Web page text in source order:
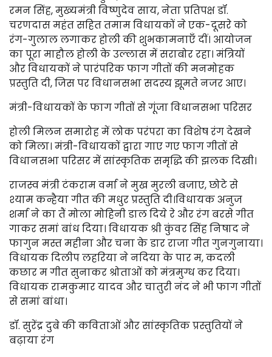
रमन सिंह, मुख्यमंत्री विष्णुदेव साय, नेता प्रतिपक्ष डॉ.
चरणदास महंत सहित तमाम विधायकों ने एक-दूसरे को
रंग-गुलाल लगाकर होली की शुभकामनाएँ दीं। आयोजन
का पूरा माहौल होली के उल्लास में सराबोर रहा। मंत्रियों
और विधायकों ने पारंपरिक फाग गीतों की मनमोहक
प्रस्तुति दी, जिस पर विधानसभा सदस्य झूमते नजर आए।
मंत्री-विधायकों के फाग गीतों से गूंजा विधानसभा परिसर
होली मिलन समारोह में लोक परंपरा का विशेष रंग देखने
को मिला। मंत्री-विधायकों द्वारा गाए गए फाग गीतों से
विधानसभा परिसर में सांस्कृतिक समृद्धि की झलक दिखी।
राजस्व मंत्री टंकराम वर्मा ने मुख मुरली बजाए, छोटे से
श्याम कन्हैया गीत की मधुर प्रस्तुति दी।विधायक अनुज
शर्मा ने का तैं मोला मोहिनी डाल दिये रे और रंग बरसे गीत
गाकर समां बांध दिया। विधायक श्री कुंवर सिंह निषाद ने
फागुन मस्त महीना और चना के डार राजा गीत गुनगुनाया।
विधायक दिलीप लहरिया ने नदिया के पार म, कदली
कछार म गीत सुनाकर श्रोताओं को मंत्रमुग्ध कर दिया।
विधायक रामकुमार यादव और चातुरी नंद ने भी फाग गीतों
से समां बांधा।
डॉ. सुरेंद्र दुबे की कविताओं और सांस्कृतिक प्रस्तुतियों ने
बढ़ाया रंग